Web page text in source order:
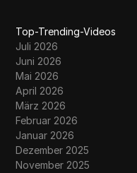
Top-Trending-Videos
Juli 2026
Juni 2026
Mai 2026
April 2026
März 2026
Februar 2026
Januar 2026
Dezember 2025
November 2025